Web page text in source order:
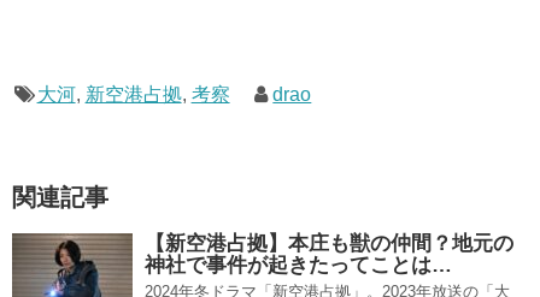
大河, 新空港占拠, 考察 drao
関連記事
【新空港占拠】本庄も獣の仲間？地元の
神社で事件が起きたってことは…
2024年冬ドラマ「新空港占拠」。2023年放送の「大